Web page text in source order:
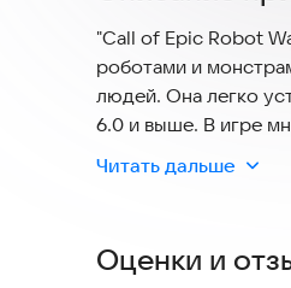
"Call of Epic Robot
роботами и
людей. Она легко
6.0 и выше. В игре
выбрать из
разнообразны:
чудовищами.
Читать дальше
Оценки и